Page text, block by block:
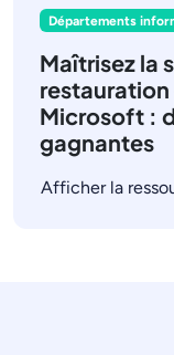
Départements
Maîtrisez la
restauration
Microsoft :
gagnantes
Afficher la